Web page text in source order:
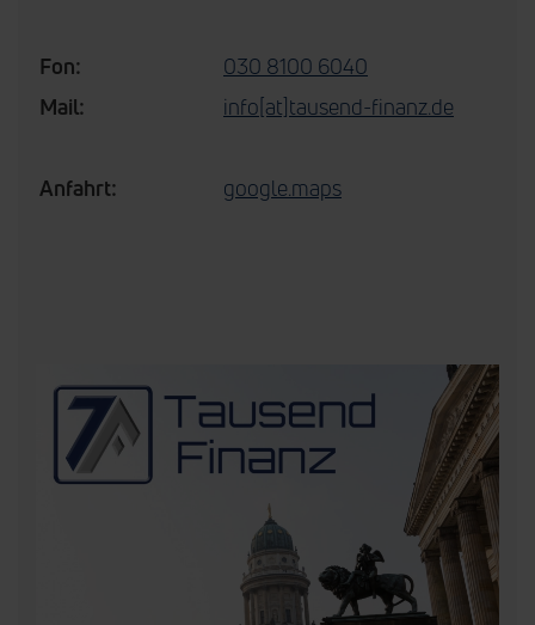
Fon:
030 8100 6040
Mail:
info[at]tausend-finanz.de
Anfahrt: google.maps